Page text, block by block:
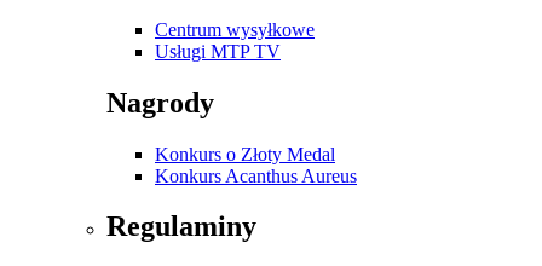
Centrum wysyłkowe
Usługi MTP TV
Nagrody
Konkurs o Złoty Medal
Konkurs Acanthus Aureus
Regulaminy